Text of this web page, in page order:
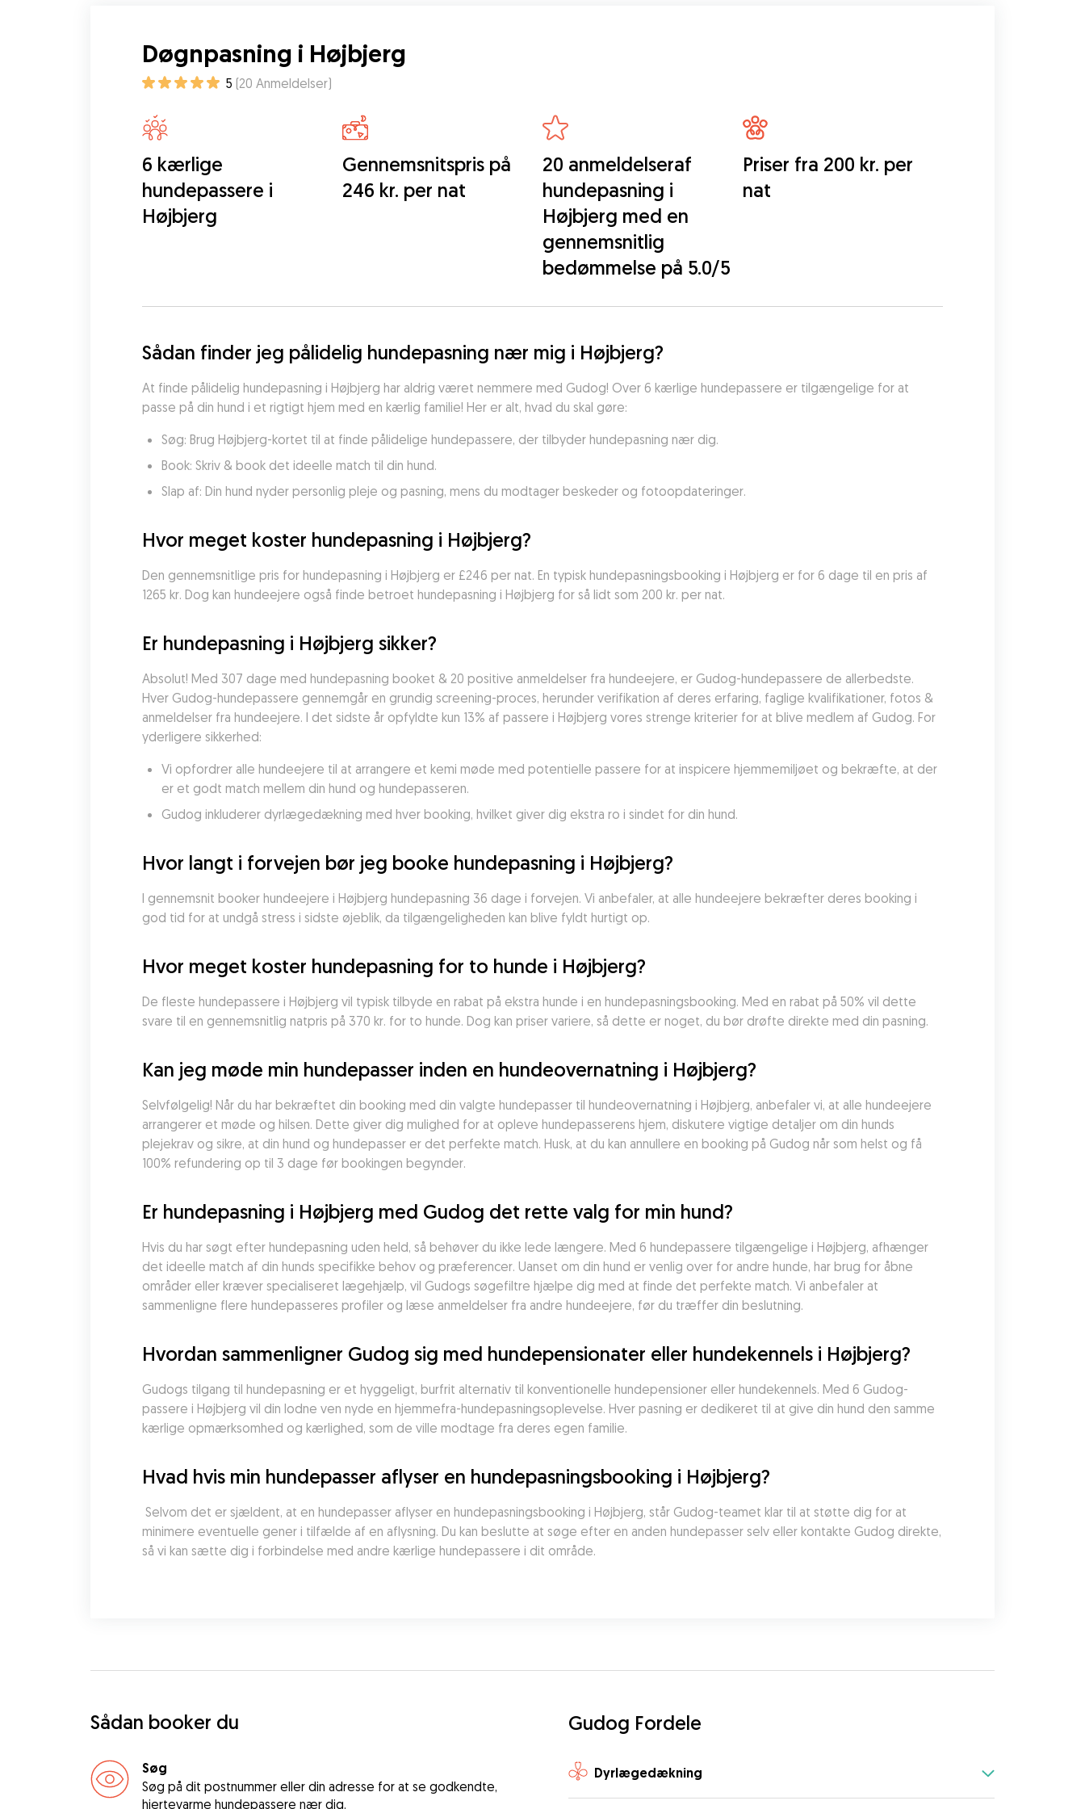
Døgnpasning i Højbjerg
5 (20 Anmeldelser)
6 kærlige
hundepassere i
Højbjerg
Gennemsnitspris på
246 kr. per nat
20 anmeldelseraf
hundepasning i
Højbjerg med en
gennemsnitlig
bedømmelse på 5.0/5
Priser fra 200 kr. per
nat
Sådan finder jeg pålidelig hundepasning nær mig i Højbjerg?
At finde pålidelig hundepasning i Højbjerg har aldrig været nemmere med Gudog! Over 6 kærlige hundepassere er tilgængelige for at
passe på din hund i et rigtigt hjem med en kærlig familie! Her er alt, hvad du skal gøre:
Søg: Brug Højbjerg-kortet til at finde pålidelige hundepassere, der tilbyder hundepasning nær dig.
Book: Skriv & book det ideelle match til din hund.
Slap af: Din hund nyder personlig pleje og pasning, mens du modtager beskeder og fotoopdateringer.
Hvor meget koster hundepasning i Højbjerg?
Den gennemsnitlige pris for hundepasning i Højbjerg er £246 per nat. En typisk hundepasningsbooking i Højbjerg er for 6 dage til en pris af
1265 kr. Dog kan hundeejere også finde betroet hundepasning i Højbjerg for så lidt som 200 kr. per nat.
Er hundepasning i Højbjerg sikker?
Absolut! Med 307 dage med hundepasning booket & 20 positive anmeldelser fra hundeejere, er Gudog-hundepassere de allerbedste.
Hver Gudog-hundepassere gennemgår en grundig screening-proces, herunder verifikation af deres erfaring, faglige kvalifikationer, fotos &
anmeldelser fra hundeejere. I det sidste år opfyldte kun 13% af passere i Højbjerg vores strenge kriterier for at blive medlem af Gudog. For
yderligere sikkerhed:
Vi opfordrer alle hundeejere til at arrangere et kemi møde med potentielle passere for at inspicere hjemmemiljøet og bekræfte, at der
er et godt match mellem din hund og hundepasseren.
Gudog inkluderer dyrlægedækning med hver booking, hvilket giver dig ekstra ro i sindet for din hund.
Hvor langt i forvejen bør jeg booke hundepasning i Højbjerg?
I gennemsnit booker hundeejere i Højbjerg hundepasning 36 dage i forvejen. Vi anbefaler, at alle hundeejere bekræfter deres booking i
god tid for at undgå stress i sidste øjeblik, da tilgængeligheden kan blive fyldt hurtigt op.
Hvor meget koster hundepasning for to hunde i Højbjerg?
De fleste hundepassere i Højbjerg vil typisk tilbyde en rabat på ekstra hunde i en hundepasningsbooking. Med en rabat på 50% vil dette
svare til en gennemsnitlig natpris på 370 kr. for to hunde. Dog kan priser variere, så dette er noget, du bør drøfte direkte med din pasning.
Kan jeg møde min hundepasser inden en hundeovernatning i Højbjerg?
Selvfølgelig! Når du har bekræftet din booking med din valgte hundepasser til hundeovernatning i Højbjerg, anbefaler vi, at alle hundeejere
arrangerer et møde og hilsen. Dette giver dig mulighed for at opleve hundepasserens hjem, diskutere vigtige detaljer om din hunds
plejekrav og sikre, at din hund og hundepasser er det perfekte match. Husk, at du kan annullere en booking på Gudog når som helst og få
100% refundering op til 3 dage før bookingen begynder.
Er hundepasning i Højbjerg med Gudog det rette valg for min hund?
Hvis du har søgt efter hundepasning uden held, så behøver du ikke lede længere. Med 6 hundepassere tilgængelige i Højbjerg, afhænger
det ideelle match af din hunds specifikke behov og præferencer. Uanset om din hund er venlig over for andre hunde, har brug for åbne
områder eller kræver specialiseret lægehjælp, vil Gudogs søgefiltre hjælpe dig med at finde det perfekte match. Vi anbefaler at
sammenligne flere hundepasseres profiler og læse anmeldelser fra andre hundeejere, før du træffer din beslutning.
Hvordan sammenligner Gudog sig med hundepensionater eller hundekennels i Højbjerg?
Gudogs tilgang til hundepasning er et hyggeligt, burfrit alternativ til konventionelle hundepensioner eller hundekennels. Med 6 Gudog-
passere i Højbjerg vil din lodne ven nyde en hjemmefra-hundepasningsoplevelse. Hver pasning er dedikeret til at give din hund den samme
kærlige opmærksomhed og kærlighed, som de ville modtage fra deres egen familie.
Hvad hvis min hundepasser aflyser en hundepasningsbooking i Højbjerg?
minimere eventuelle gener i tilfælde af en aflysning. Du kan beslutte at søge efter en anden hundepasser selv eller kontakte Gudog direkte,
så vi kan sætte dig i forbindelse med andre kærlige hundepassere i dit område.
Sådan booker du
Søg
Søg på dit postnummer eller din adresse for at se godkendte,
hjertevarme hundepassere nær dig.
Gudog Fordele
Dyrlægedækning